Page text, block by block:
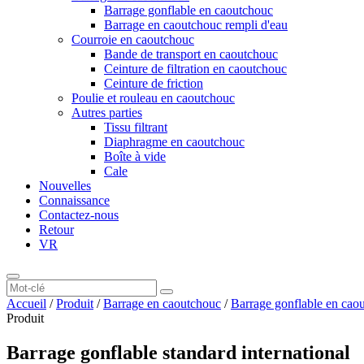
Barrage gonflable en caoutchouc
Barrage en caoutchouc rempli d'eau
Courroie en caoutchouc
Bande de transport en caoutchouc
Ceinture de filtration en caoutchouc
Ceinture de friction
Poulie et rouleau en caoutchouc
Autres parties
Tissu filtrant
Diaphragme en caoutchouc
Boîte à vide
Cale
Nouvelles
Connaissance
Contactez-nous
Retour
VR
Accueil /Produit /Barrage en caoutchouc /Barrage gonflable en
Produit
Barrage gonflable standard international